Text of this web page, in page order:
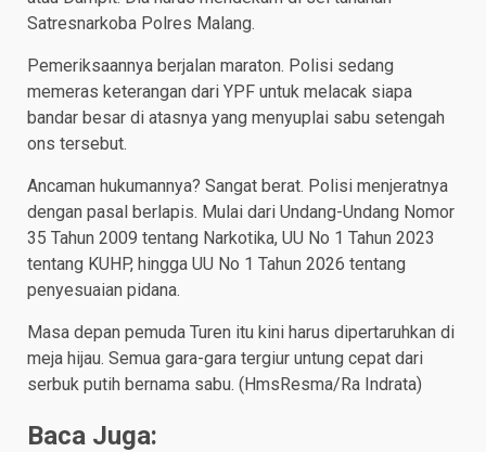
Satresnarkoba Polres Malang.
Pemeriksaannya berjalan maraton. Polisi sedang
memeras keterangan dari YPF untuk melacak siapa
bandar besar di atasnya yang menyuplai sabu setengah
ons tersebut.
Ancaman hukumannya? Sangat berat. Polisi menjeratnya
dengan pasal berlapis. Mulai dari Undang-Undang Nomor
35 Tahun 2009 tentang Narkotika, UU No 1 Tahun 2023
tentang KUHP, hingga UU No 1 Tahun 2026 tentang
penyesuaian pidana.
Masa depan pemuda Turen itu kini harus dipertaruhkan di
meja hijau. Semua gara-gara tergiur untung cepat dari
serbuk putih bernama sabu. (HmsResma/Ra Indrata)
Baca Juga: